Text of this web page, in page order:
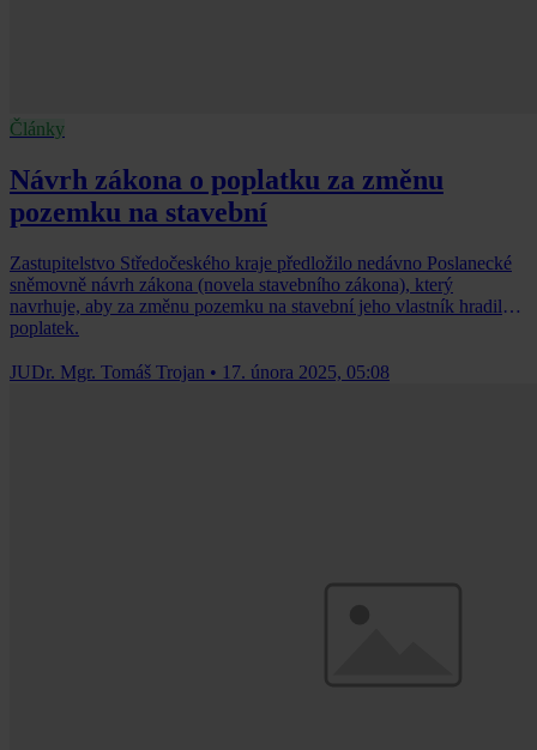
Články
Návrh zákona o poplatku za změnu
pozemku na stavební
Zastupitelstvo Středočeského kraje předložilo nedávno Poslanecké
sněmovně návrh zákona (novela stavebního zákona), který
navrhuje, aby za změnu pozemku na stavební jeho vlastník hradil
poplatek.
JUDr. Mgr. Tomáš Trojan • 17. února 2025, 05:08